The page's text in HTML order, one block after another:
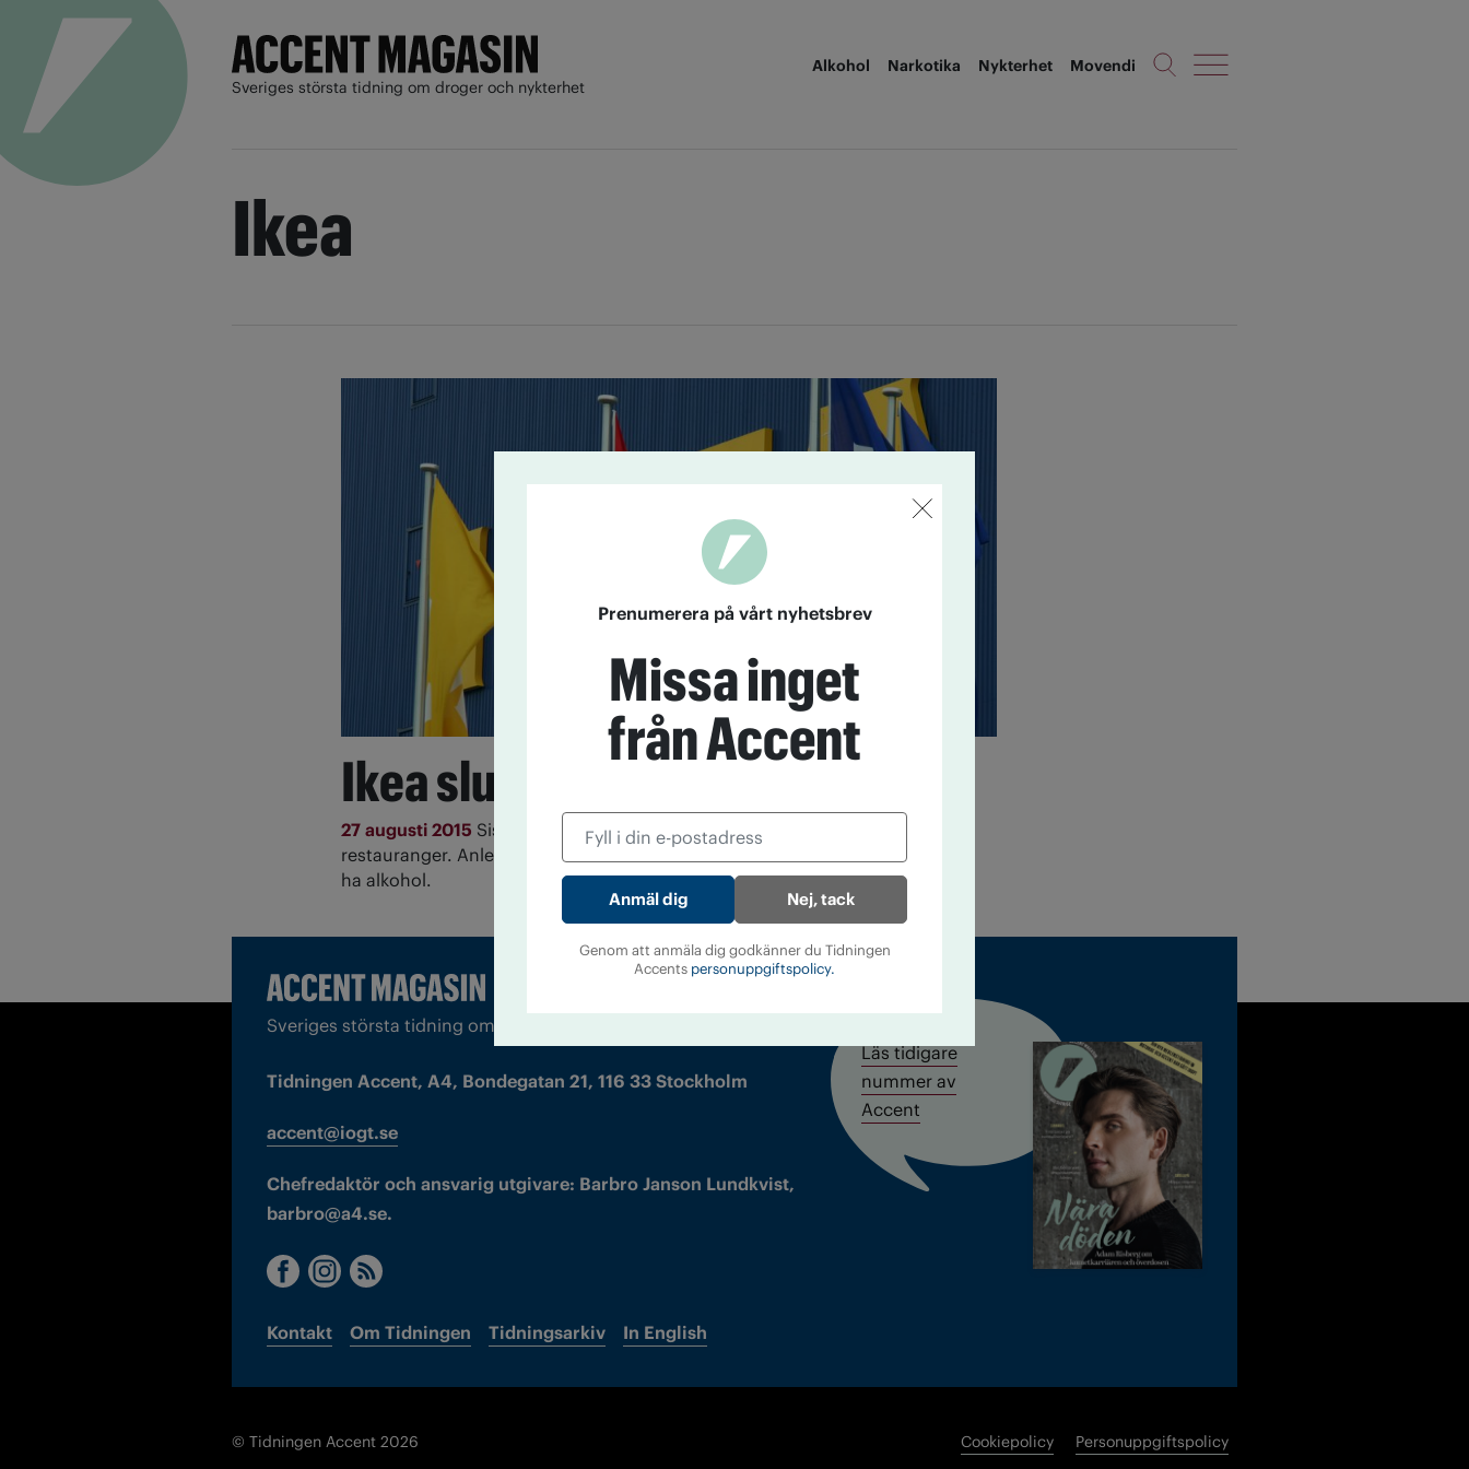
Sveriges största tidning om droger och nykterhet
Alkohol Narkotika Nykterhet Movendi
Ikea
Ikea slutar servera alkohol
27 augusti 2015 Sista augusti plockas öl och vin bort från Ikeas
restauranger. Anledningen är ingen ny policy utan att kunderna inte vill
ha alkohol.
Sveriges största tidning om droger och nykterhet
Tidningen Accent, A4, Bondegatan 21, 116 33 Stockholm
accent@iogt.se
Chefredaktör och ansvarig utgivare: Barbro Janson Lundkvist,
barbro@a4.se.
Kontakt Om Tidningen Tidningsarkiv In English
Läs tidigare
nummer av
Accent
© Tidningen Accent 2026 Cookiepolicy Personuppgiftspolicy
Prenumerera på vårt nyhetsbrev
Missa inget
från Accent
Nej, tack
Genom att anmäla dig godkänner du Tidningen
Accents personuppgiftspolicy.